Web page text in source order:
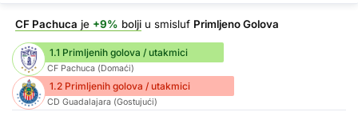
CF Pachuca je +9% bolji u smisluf Primljeno Golova
1.1 Primljenih golova / utakmici
CF Pachuca (Domaći)
1.2 Primljenih golova / utakmici
CD Guadalajara (Gostujući)